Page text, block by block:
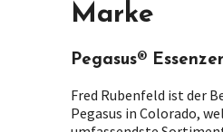
Marke
Pegasus®
Fred Rubenfeld ist der
Pegasus in Colorado,